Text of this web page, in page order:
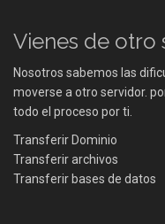
Vienes de otro
Nosotros sabemos las
moverse a otro servidor.
todo el proceso por ti.
Transferir Dominio
Transferir archivos
Transferir bases de datos